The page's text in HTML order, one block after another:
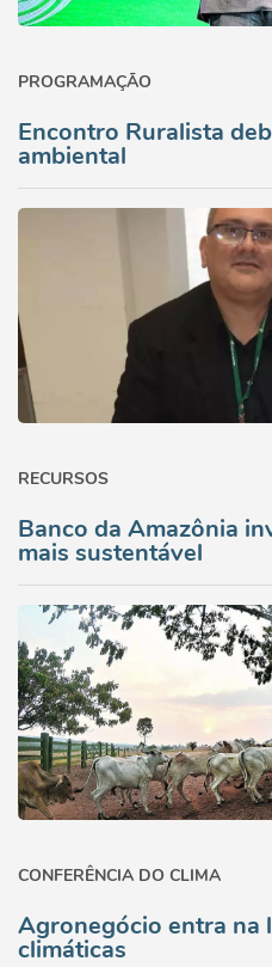
PROGRAMAÇÃO
Encontro Ruralista
ambiental
RECURSOS
Banco da Amazônia
mais sustentável
CONFERÊNCIA DO CLIMA
Agronegócio entra na
climáticas